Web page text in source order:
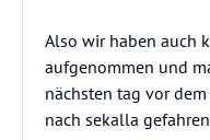
Also wir haben auch
aufgenommen und
nächsten tag vor
nach sekalla